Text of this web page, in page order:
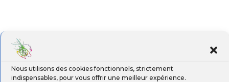
Nous utilisons des cookies fonctionnels, strictement
indispensables, pour vous offrir une meilleur expérience.